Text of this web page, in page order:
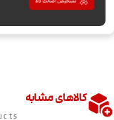
کالاهای مشابه